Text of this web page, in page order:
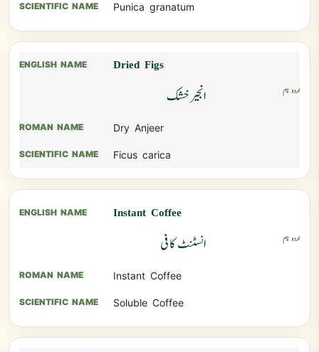
Punica granatum
Dried Figs
انجیر خشک
Dry Anjeer
Ficus carica
Instant Coffee
انسٹنٹ کافی
Instant Coffee
Soluble Coffee